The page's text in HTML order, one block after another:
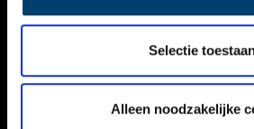
Selectie
Alleen noodzakelijke
Volg ONH op social media